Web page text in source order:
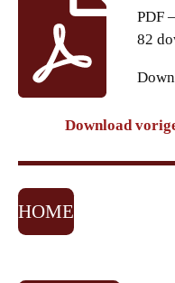
PDF
82
Download
HOME